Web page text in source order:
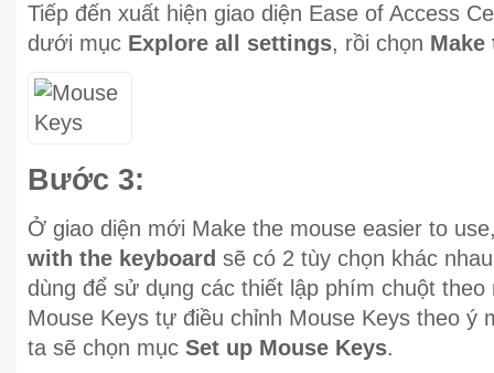
Tiếp đến xuất hiện giao diện Ease of Access
dưới mục Explore all settings, rồi chọn Make
Bước 3:
Ở giao diện mới Make the mouse easier to
with the keyboard sẽ có 2 tùy chọn khác
dùng để sử dụng các thiết lập phím chuột theo
Mouse Keys tự điều chỉnh Mouse Keys theo ý
ta sẽ chọn mục Set up Mouse Keys.